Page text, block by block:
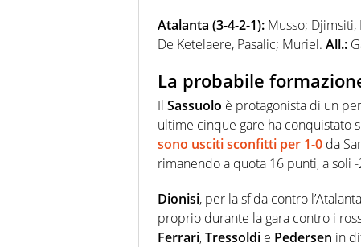
Atalanta (3-4-2-1): Musso; Djimsiti,
De Ketelaere, Pasalic; Muriel. All.:
La probabile
Il Sassuolo è protagonista di un
ultime cinque gare ha conquistato
sono usciti sconfitti per 1-0 da
rimanendo a quota 16 punti, a soli
Dionisi, per la sfida contro
proprio durante la gara contro i
Ferrari,Tressoldi e Pedersen in